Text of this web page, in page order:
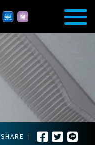
SHARE |